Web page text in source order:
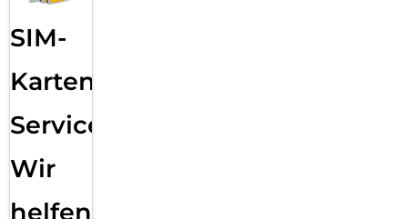
SIM-
Karten
Service:
Wir
helfen